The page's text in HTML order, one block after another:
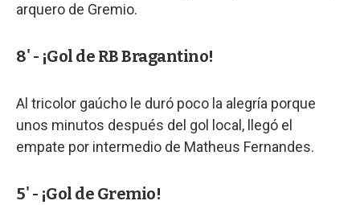
arquero de Gremio.
8' - ¡Gol de RB Bragantino!
Al tricolor gaúcho le duró poco la alegría porque
unos minutos después del gol local, llegó el
empate por intermedio de Matheus Fernandes.
5' - ¡Gol de Gremio!